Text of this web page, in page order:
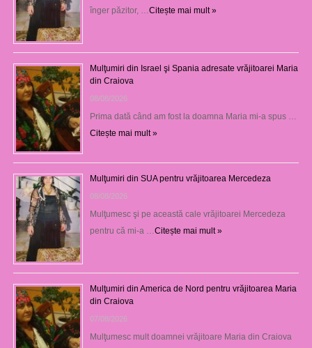
înger păzitor, …Citește mai mult »
Mulţumiri din Israel şi Spania adresate vrăjitoarei Maria
din Craiova
08/08/2026
Prima dată când am fost la doamna Maria mi-a spus …
Citește mai mult »
Mulţumiri din SUA pentru vrăjitoarea Mercedeza
08/08/2026
Mulţumesc şi pe această cale vrăjitoarei Mercedeza
pentru că mi-a …Citește mai mult »
Mulţumiri din America de Nord pentru vrăjitoarea Maria
din Craiova
07/08/2026
Mulţumesc mult doamnei vrăjitoare Maria din Craiova